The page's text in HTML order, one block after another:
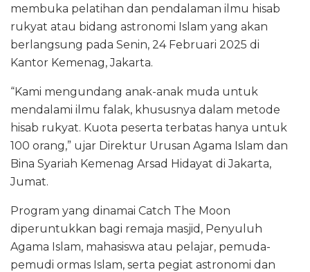
membuka pelatihan dan pendalaman ilmu hisab
rukyat atau bidang astronomi Islam yang akan
berlangsung pada Senin, 24 Februari 2025 di
Kantor Kemenag, Jakarta.
“Kami mengundang anak-anak muda untuk
mendalami ilmu falak, khususnya dalam metode
hisab rukyat. Kuota peserta terbatas hanya untuk
100 orang,” ujar Direktur Urusan Agama Islam dan
Bina Syariah Kemenag Arsad Hidayat di Jakarta,
Jumat.
Program yang dinamai Catch The Moon
diperuntukkan bagi remaja masjid, Penyuluh
Agama Islam, mahasiswa atau pelajar, pemuda-
pemudi ormas Islam, serta pegiat astronomi dan